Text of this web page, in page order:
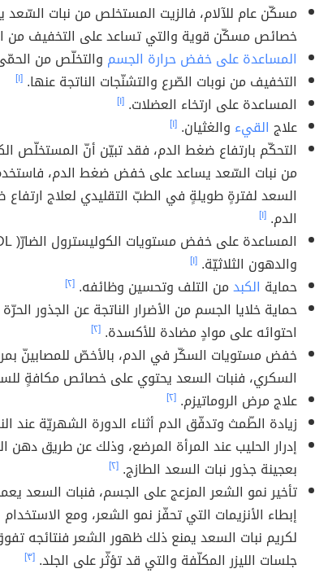
مسكّن عام للآلام، فالزيت المستخلص من نبات السّعد
خصائص مسكّن قوية والتي تساعد على التخفيف من
المساعدة على خفض حرارة الجسم والتخلّص من
التخفيف من نوبات الصّرع والتشنّجات الناتجة عنها.[١]
المساعدة على ارتخاء العضلات.[١]
علاج القيء والغثيان.[١]
التحكّم بارتفاع ضغط الدم، فقد تبيّن أنّ المستخلّص
من نبات السّعد يساعد على خفض ضغط الدم،
السعد لفترةٍ طويلةٍ في الطبّ التقليدي لعلاج
الدم.[١]
والدهون الثلاثيّة.[١]
حماية الكبدمن التلف وتحسين وظائفه.[٢]
حماية خلايا الجسم من الأضرار الناتجة عن الجذور
احتوائه على موادٍ مضادة للأكسدة.[٢]
خفض مستويات السكّر في الدم، بالأخصّ للمصابينّ
السكري، فنبات السعد يحتوي على خصائص مكافةٍ
علاج مرض الروماتيزم.[٢]
زيادة الطّمث وتدفّق الدم أثناء الدورة الشهريّة عند
إدرار الحليب عند المرأة المرضع، وذلك عن طريق دهن
بعجينة جذور نبات السعد الطازج.[٢]
تأخير نمو الشعر المزعج على الجسم، فنبات السعد
إبطاء الأنزيمات التي تحفّز نمو الشعر، ومع
لكريم نبات السعد يمنع ذلك ظهور الشعر فنتائجه
جلسات الليزر المكلّفة والتي قد تؤثّر على الجلد.[٣]